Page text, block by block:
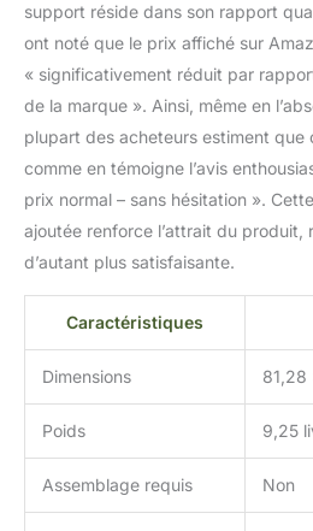
support réside dans son rapport
ont noté que le prix affiché sur
« significativement réduit par
de la marque ». Ainsi, même en
plupart des acheteurs estiment que
comme en témoigne l’avis
prix normal – sans hésitation ».
ajoutée renforce l’attrait du produit,
d’autant plus satisfaisante.
Caractéristiques
Dimensions
Poids 9,25
Assemblage requis Non